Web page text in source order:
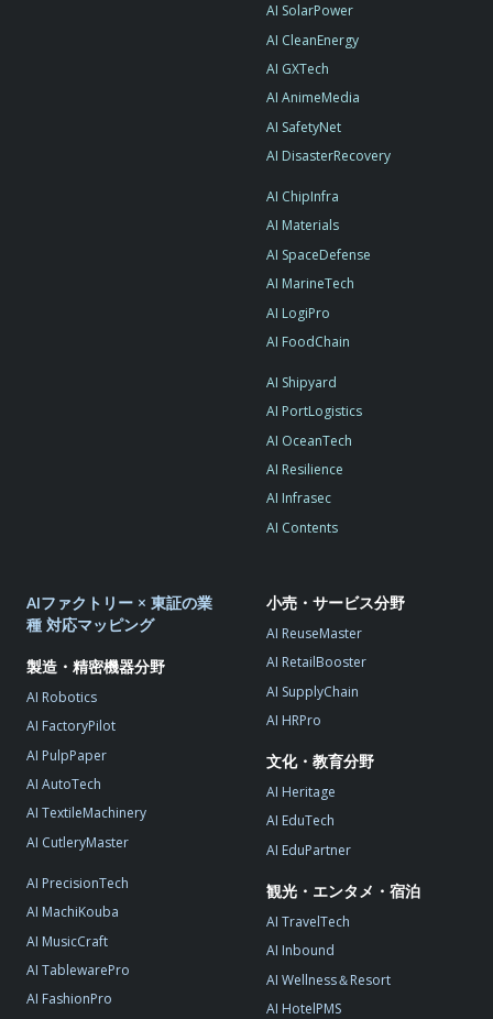
AI SolarPower
AI CleanEnergy
AI GXTech
AI AnimeMedia
AI SafetyNet
AI DisasterRecovery
AI ChipInfra
AI Materials
AI SpaceDefense
AI MarineTech
AI LogiPro
AI FoodChain
AI Shipyard
AI PortLogistics
AI OceanTech
AI Resilience
AI Infrasec
AI Contents
AIファクトリー × 東証の業
種 対応マッピング
製造・精密機器分野
AI Robotics
AI FactoryPilot
AI PulpPaper
AI AutoTech
AI TextileMachinery
AI CutleryMaster
AI PrecisionTech
AI MachiKouba
AI MusicCraft
AI TablewarePro
AI FashionPro
小売・サービス分野
AI ReuseMaster
AI RetailBooster
AI SupplyChain
AI HRPro
文化・教育分野
AI Heritage
AI EduTech
AI EduPartner
観光・エンタメ・宿泊
AI TravelTech
AI Inbound
AI Wellness＆Resort
AI HotelPMS